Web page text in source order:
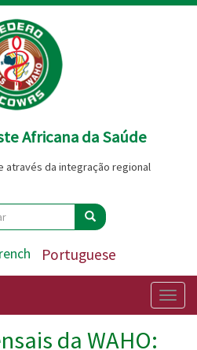
Africana da Saúde
através da integração regional
Pesquisar
Portuguese
da WAHO: